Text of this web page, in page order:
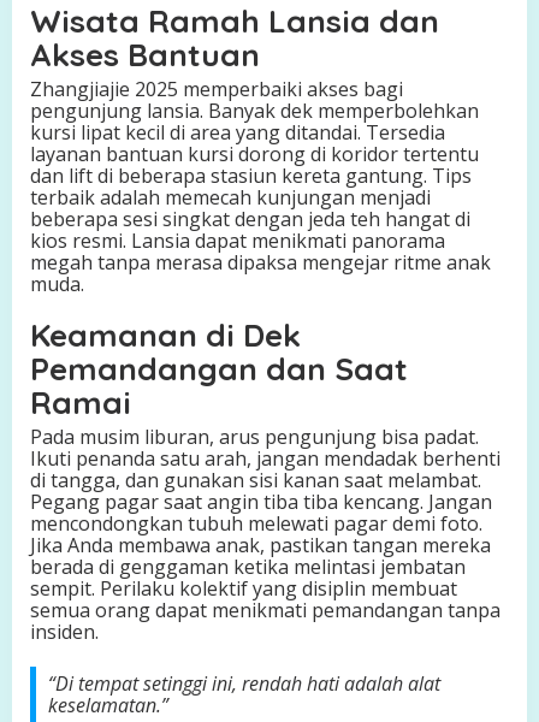
Wisata Ramah Lansia dan
Akses Bantuan
Zhangjiajie 2025 memperbaiki akses bagi
pengunjung lansia. Banyak dek memperbolehkan
kursi lipat kecil di area yang ditandai. Tersedia
layanan bantuan kursi dorong di koridor tertentu
dan lift di beberapa stasiun kereta gantung. Tips
terbaik adalah memecah kunjungan menjadi
beberapa sesi singkat dengan jeda teh hangat di
kios resmi. Lansia dapat menikmati panorama
megah tanpa merasa dipaksa mengejar ritme anak
muda.
Keamanan di Dek
Pemandangan dan Saat
Ramai
Pada musim liburan, arus pengunjung bisa padat.
Ikuti penanda satu arah, jangan mendadak berhenti
di tangga, dan gunakan sisi kanan saat melambat.
Pegang pagar saat angin tiba tiba kencang. Jangan
mencondongkan tubuh melewati pagar demi foto.
Jika Anda membawa anak, pastikan tangan mereka
berada di genggaman ketika melintasi jembatan
sempit. Perilaku kolektif yang disiplin membuat
semua orang dapat menikmati pemandangan tanpa
insiden.
“Di tempat setinggi ini, rendah hati adalah alat
keselamatan.”